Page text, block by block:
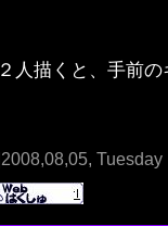
２人描くと、手前
|2008,08,05,